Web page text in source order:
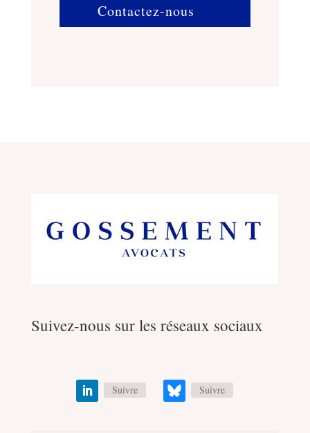
Contactez-nous
Suivez-nous sur les réseaux sociaux
Suivre Suivre